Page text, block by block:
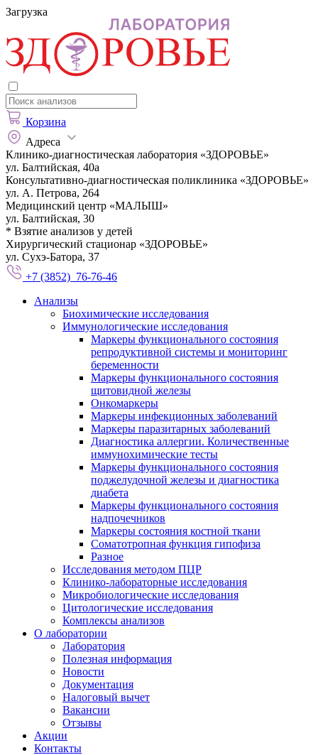
Загрузка
Корзина
Адреса
Клинико-диагностическая лаборатория «ЗДОРОВЬЕ»
ул. Балтийская, 40а
Консультативно-диагностическая поликлиника «ЗДОРОВЬЕ»
ул. А. Петрова, 264
Медицинский центр «МАЛЫШ»
ул. Балтийская, 30
* Взятие анализов у детей
Хирургический стационар «ЗДОРОВЬЕ»
ул. Сухэ-Батора, 37
+7 (3852) 76-76-46
Анализы
Биохимические исследования
Иммунологические исследования
Маркеры функционального состояния
репродуктивной системы и мониторинг
беременности
Маркеры функционального состояния
щитовидной железы
Онкомаркеры
Маркеры инфекционных заболеваний
Маркеры паразитарных заболеваний
Диагностика аллергии. Количественные
иммунохимические тесты
Маркеры функционального состояния
поджелудочной железы и диагностика
диабета
Маркеры функционального состояния
надпочечников
Маркеры состояния костной ткани
Соматотропная функция гипофиза
Разное
Исследования методом ПЦР
Клинико-лабораторные исследования
Микробиологические исследования
Цитологические исследования
Комплексы анализов
О лаборатории
Лаборатория
Полезная информация
Новости
Документация
Налоговый вычет
Вакансии
Отзывы
Акции
Контакты